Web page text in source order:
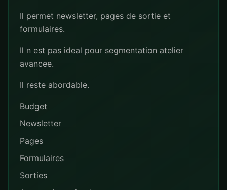
Il permet newsletter, pages de sortie et
formulaires.
Il n est pas ideal pour segmentation atelier
avancee.
Il reste abordable.
Budget
Newsletter
Pages
Formulaires
Sorties